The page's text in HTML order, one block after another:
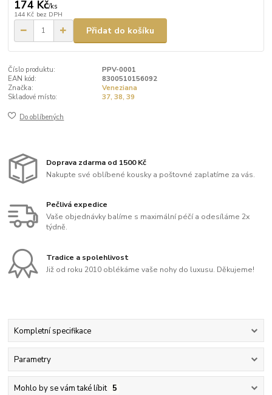
174 Kč/ks
144 Kč bez DPH
Přidat do košíku
Číslo produktu:
PPV-0001
EAN kód:
8300510156092
Značka:
Veneziana
Skladové místo:
37, 38, 39
Do oblíbených
Doprava zdarma od 1500 Kč
Nakupte své oblíbené kousky a poštovné zaplatíme za vás.
Pečlivá expedice
Vaše objednávky balíme s maximální péčí a odesíláme 2x
týdně.
Tradice a spolehlivost
Již od roku 2010 oblékáme vaše nohy do luxusu. Děkujeme!
Kompletní specifikace
Parametry
Mohlo by se vám také líbit 5